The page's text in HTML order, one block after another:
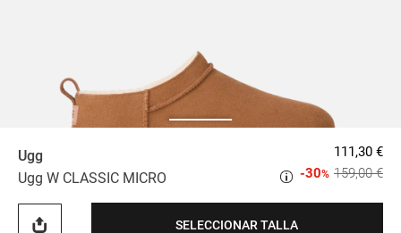
Ugg
Ugg W CLASSIC MICRO
111,30 €
159,00 €
-30%
SELECCIONAR TALLA